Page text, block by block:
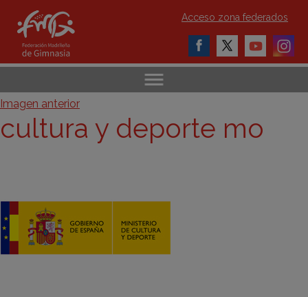
Acceso zona federados
Imagen anterior
cultura y deporte mo